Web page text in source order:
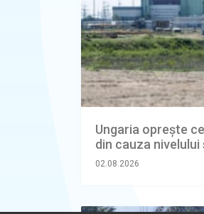
Ungaria oprește
din cauza
02.08.2026